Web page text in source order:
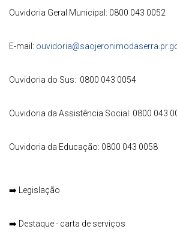
Ouvidoria Geral Municipal:
E-mail:
Ouvidoria do Sus:
Ouvidoria da Assistência
Ouvidoria da Educação: 0800 043 0058
➡️ Legislação
➡️ Destaque - carta de serviços